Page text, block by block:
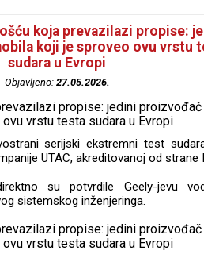
koja prevazilazi propise:
koji je sproveo ovu vrstu
sudara u Evropi
Objavljeno: 27.05.2026.
serijski ekstremni test
UTAC, akreditovanoj od strane
su potvrdile Geely-jevu
sistemskog inženjeringa.